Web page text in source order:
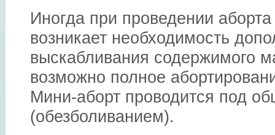
Иногда при проведении
возникает необходимость
выскабливания содержимого
возможно полное
Мини-аборт проводится под
(обезболиванием).